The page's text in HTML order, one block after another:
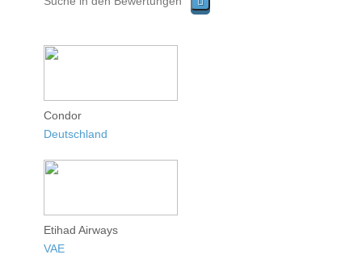
Condor
Deutschland
Etihad Airways
VAE